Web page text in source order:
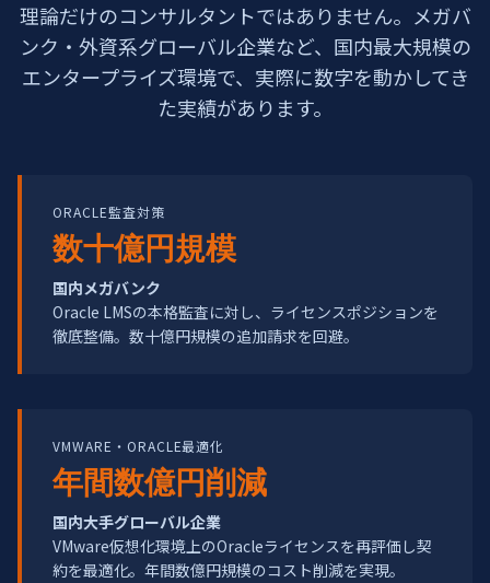
理論だけのコンサルタントではありません。メガバ
ンク・外資系グローバル企業など、国内最大規模の
エンタープライズ環境で、実際に数字を動かしてき
た実績があります。
ORACLE監査対策
数十億円規模
国内メガバンク
Oracle LMSの本格監査に対し、ライセンスポジションを
徹底整備。数十億円規模の追加請求を回避。
VMWARE・ORACLE最適化
年間数億円削減
国内大手グローバル企業
VMware仮想化環境上のOracleライセンスを再評価し契
約を最適化。年間数億円規模のコスト削減を実現。